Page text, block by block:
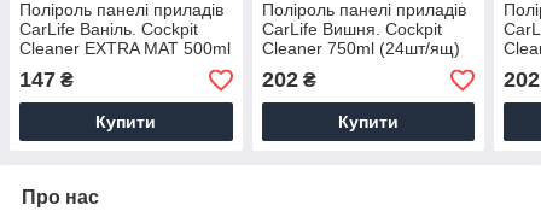
Поліроль панелі приладів
CarLife Ваніль. Cockpit
Cleaner EXTRA MAT 500ml
(24шт/ящ)
147 ₴
Купити
Поліроль панелі приладів
CarLife Вишня. Cockpit
Cleaner 750ml (24шт/ящ)
202₴
Купити
202
Про нас